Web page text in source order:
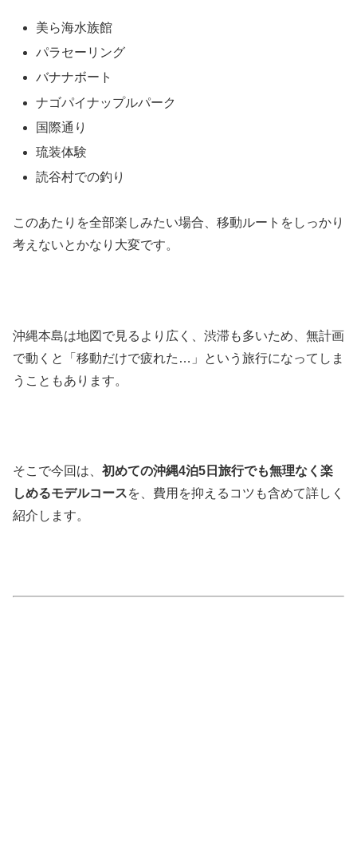
美ら海水族館
パラセーリング
バナナボート
ナゴパイナップルパーク
国際通り
琉装体験
読谷村での釣り
このあたりを全部楽しみたい場合、移動ルートをしっかり
考えないとかなり大変です。
沖縄本島は地図で見るより広く、渋滞も多いため、無計画
で動くと「移動だけで疲れた…」という旅行になってしま
うこともあります。
そこで今回は、 初めての沖縄4泊5日旅行でも無理なく楽
しめるモデルコースを、費用を抑えるコツも含めて詳しく
紹介します。